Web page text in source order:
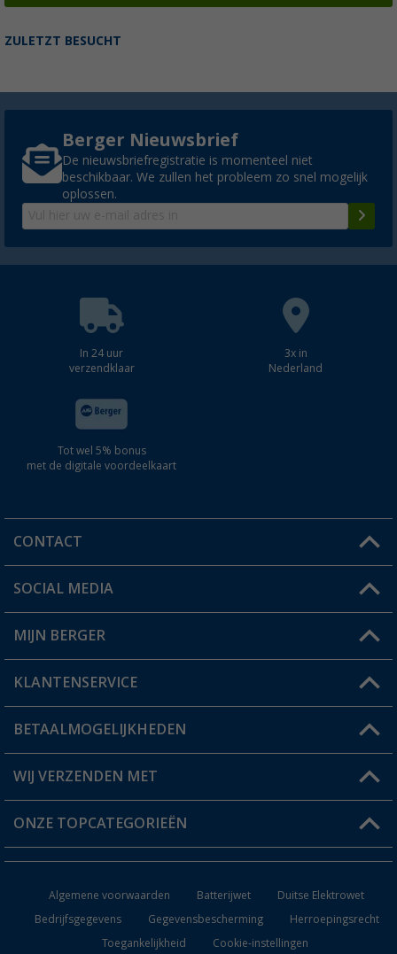
ZULETZT BESUCHT
Berger Nieuwsbrief
De nieuwsbriefregistratie is momenteel niet
beschikbaar. We zullen het probleem zo snel mogelijk
oplossen.
In 24 uur
verzendklaar
3x in
Nederland
Tot wel 5% bonus
met de digitale voordeelkaart
CONTACT
Een vraag?
Winkel vinden
SOCIAL MEDIA
MIJN BERGER
Mijn account
Status bestelling
Verlanglijstje
KLANTENSERVICE
FAQ & Contact
Verzendinformatie
Catalogus
BETAALMOGELIJKHEDEN
WIJ VERZENDEN MET
ONZE TOPCATEGORIEËN
Campingmeubilair
Algemene voorwaarden Batterijwet
Duitse Elektrowet
Bedrijfsgegevens
Gegevensbescherming
Herroepingsrecht
Toegankelijkheid
Cookie-instellingen